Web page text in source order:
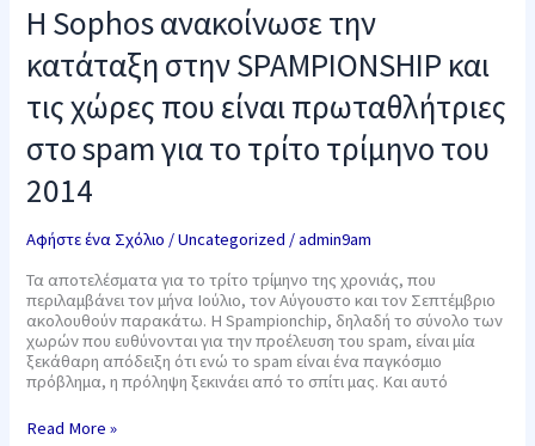
Η Sophos ανακοίνωσε την
κατάταξη στην SPAMPIONSHIP και
τις χώρες που είναι πρωταθλήτριες
στο spam για το τρίτο τρίμηνο του
2014
Αφήστε ένα Σχόλιο /Uncategorized /admin9am
Τα αποτελέσματα για το τρίτο τρίμηνο της χρονιάς, που
περιλαμβάνει τον μήνα Ιούλιο, τον Αύγουστο και τον Σεπτέμβριο
ακολουθούν παρακάτω. Η Spampionchip, δηλαδή το σύνολο των
χωρών που ευθύνονται για την προέλευση του spam, είναι μία
ξεκάθαρη απόδειξη ότι ενώ το spam είναι ένα παγκόσμιο
πρόβλημα, η πρόληψη ξεκινάει από το σπίτι μας. Και αυτό
την
κατάταξη
στην
SPAMPIONSHIP
και
χώρες
που
είναι
πρωταθλήτριες
στο
spam
το
τρίτο
τρίμηνο
του
2014
Read More »